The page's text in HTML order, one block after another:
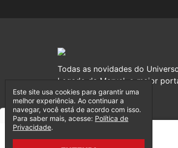
Todas as novidades do
Legado da Marvel, o maior
Este site usa cookies para garantir uma
melhor experiência. Ao continuar a
navegar, você está de acordo com isso.
Para saber mais, acesse: Política de
Privacidade.